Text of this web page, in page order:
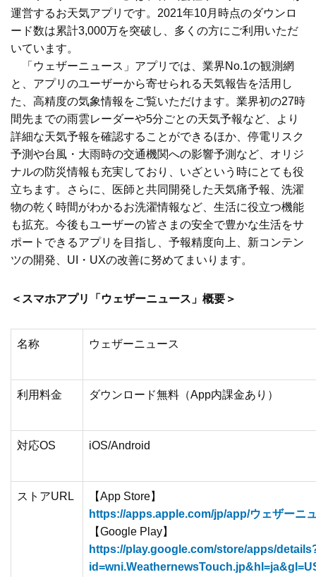
運営するお天気アプリです。2021年10月時点のダウンロ
ード数は累計3,000万を突破し、多くの方にご利用いただ
いています。
「ウェザーニュース」アプリでは、業界No.1の観測網
と、アプリのユーザーから寄せられる天気報告を活用し
た、高精度の気象情報をご覧いただけます。業界初の27時
間先までの雨雲レーダーや5分ごとの天気予報など、より
詳細な天気予報を確認することができるほか、停電リスク
予測や台風・大雨時の交通機関への影響予測など、オリジ
ナルの防災情報も充実しており、いざという時にとても役
立ちます。さらに、医師と共同開発した天気痛予報、洗濯
物の乾く時間がわかるお洗濯情報など、生活に役立つ機能
も拡充。今後もユーザーの皆さまの安全で豊かな生活をサ
ポートできるアプリを目指し、予報精度向上、新コンテン
ツの開発、UI・UXの改善に努めてまいります。
＜スマホアプリ「ウェザーニュース」概要＞
名称 ウェザーニュース
利用料金 ダウンロード無料（App内課金あり）
対応OS iOS/Android
ストアURL
【App Store】
https://apps.apple.com/jp/app/ウェザーニ
【Google Play】
https://play.google.com/store/apps/